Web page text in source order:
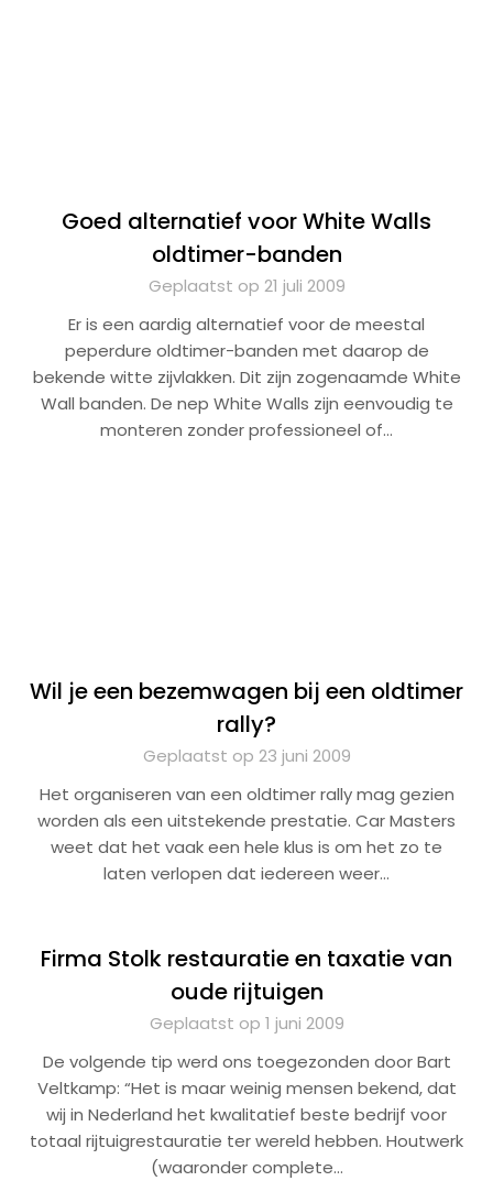
Goed alternatief voor White Walls
oldtimer-banden
Geplaatst op 21 juli 2009
Er is een aardig alternatief voor de meestal
peperdure oldtimer-banden met daarop de
bekende witte zijvlakken. Dit zijn zogenaamde White
Wall banden. De nep White Walls zijn eenvoudig te
monteren zonder professioneel of…
Wil je een bezemwagen bij een oldtimer
rally?
Geplaatst op 23 juni 2009
Het organiseren van een oldtimer rally mag gezien
worden als een uitstekende prestatie. Car Masters
weet dat het vaak een hele klus is om het zo te
laten verlopen dat iedereen weer…
Firma Stolk restauratie en taxatie van
oude rijtuigen
Geplaatst op 1 juni 2009
De volgende tip werd ons toegezonden door Bart
Veltkamp: “Het is maar weinig mensen bekend, dat
wij in Nederland het kwalitatief beste bedrijf voor
totaal rijtuigrestauratie ter wereld hebben. Houtwerk
(waaronder complete…